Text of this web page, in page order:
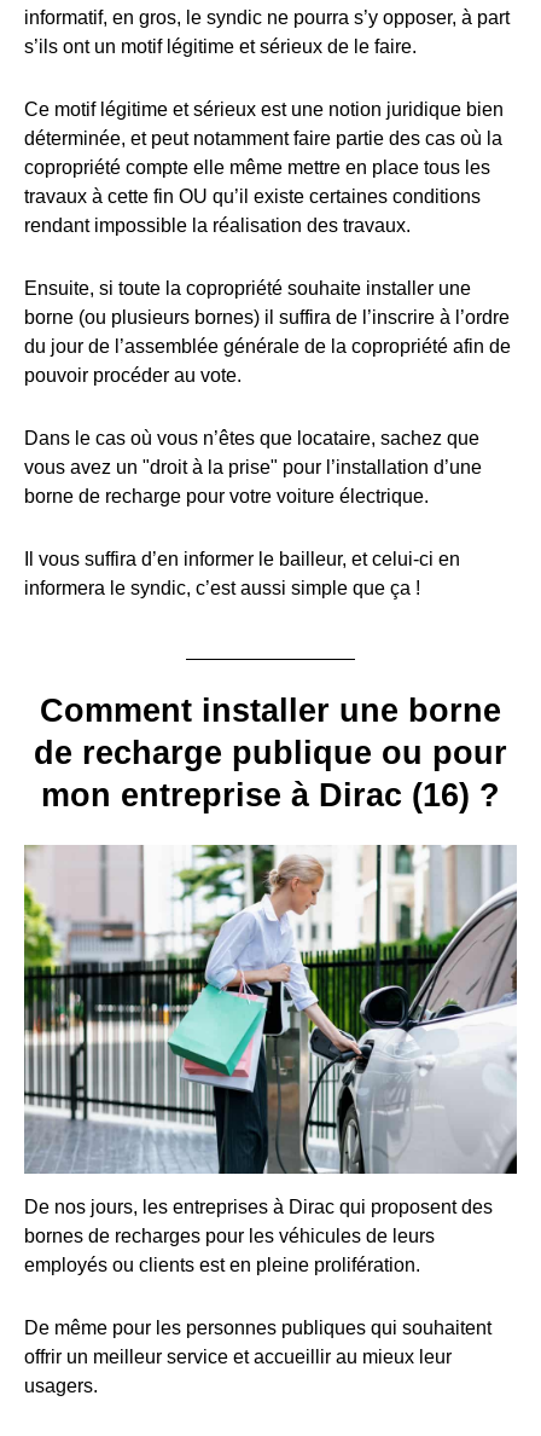
informatif, en gros, le syndic ne pourra s’y opposer, à part
s’ils ont un motif légitime et sérieux de le faire.
Ce motif légitime et sérieux est une notion juridique bien
déterminée, et peut notamment faire partie des cas où la
copropriété compte elle même mettre en place tous les
travaux à cette fin OU qu’il existe certaines conditions
rendant impossible la réalisation des travaux.
Ensuite, si toute la copropriété souhaite installer une
borne (ou plusieurs bornes) il suffira de l’inscrire à l’ordre
du jour de l’assemblée générale de la copropriété afin de
pouvoir procéder au vote.
Dans le cas où vous n’êtes que locataire, sachez que
vous avez un "droit à la prise" pour l’installation d’une
borne de recharge pour votre voiture électrique.
Il vous suffira d’en informer le bailleur, et celui-ci en
informera le syndic, c’est aussi simple que ça !
Comment installer une borne
de recharge publique ou pour
mon entreprise à Dirac (16) ?
De nos jours, les entreprises à Dirac qui proposent des
bornes de recharges pour les véhicules de leurs
employés ou clients est en pleine prolifération.
De même pour les personnes publiques qui souhaitent
offrir un meilleur service et accueillir au mieux leur
usagers.